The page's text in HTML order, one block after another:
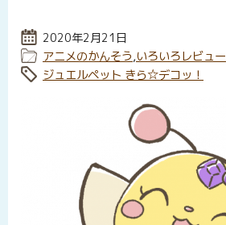
投稿日:
2020年2月21日
カテゴリー:
アニメのかんそう,いろいろレビュー
タグ:
ジュエルペット きら☆デコッ！